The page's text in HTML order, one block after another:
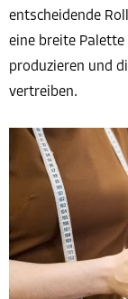
entscheidende
eine breite
produzieren und
vertreiben.